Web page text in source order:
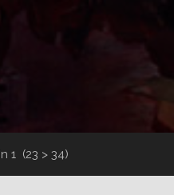
1 (23 > 34)